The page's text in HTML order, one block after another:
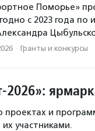
Поморье»
с 2023 года по
· Гранты и конкурсы
2026»:
проектах и
их участниками.